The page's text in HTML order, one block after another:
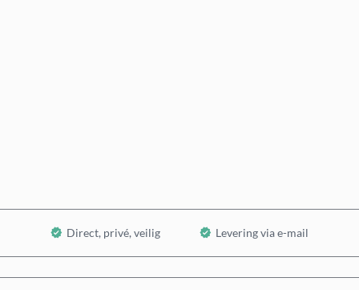
Direct, privé, veilig Levering via e-mail